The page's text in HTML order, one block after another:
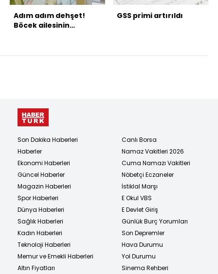
Adım adım dehşet!
Böcek ailesinin
GSS primi artırıldı
Son Dakika Haberleri
Haberler
Ekonomi Haberleri
Güncel Haberler
Magazin Haberleri
Spor Haberleri
Dünya Haberleri
Sağlık Haberleri
Kadın Haberleri
Teknoloji Haberleri
Memur ve Emekli Haberleri
Altın Fiyatları
Canlı Borsa
Namaz Vakitleri 2026
Cuma Namazı Vakitleri
Nöbetçi Eczaneler
İstiklal Marşı
E Okul VBS
E Devlet Giriş
Günlük Burç Yorumları
Son Depremler
Hava Durumu
Yol Durumu
Sinema Rehberi